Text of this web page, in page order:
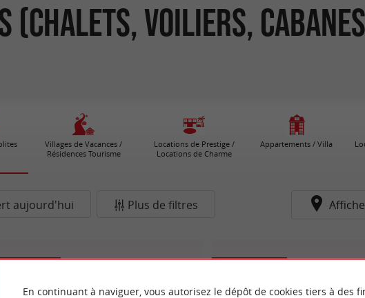
Voiliers,
Villages de Vacances /
Résidences Tourisme
Locations de Prestige /
Locations de Charme
Appartements / Villa
aujourd'hui Plus de filtres
En continuant à naviguer, vous autorisez le dépôt de cookies tiers à des